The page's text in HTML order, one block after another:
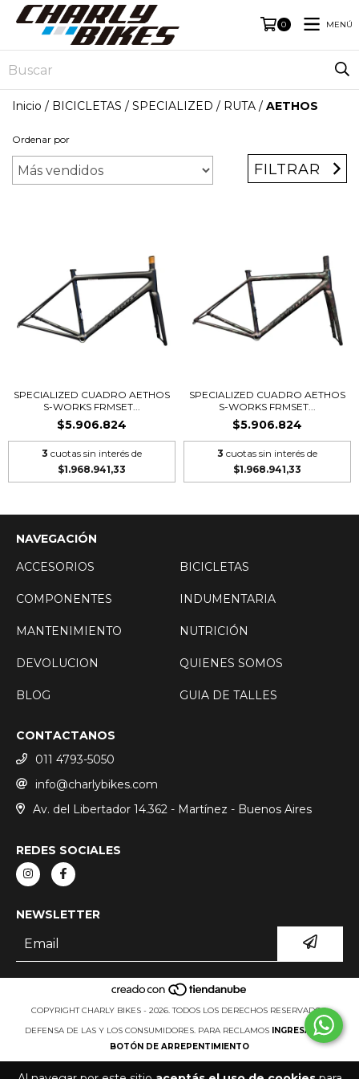
0 MENÚ
Inicio / BICICLETAS / SPECIALIZED / RUTA / AETHOS
Ordenar por
FILTRAR
SPECIALIZED CUADRO AETHOS
S-WORKS FRMSET...
$5.906.824
3 cuotas sin interés de
$1.968.941,33
SPECIALIZED CUADRO AETHOS
S-WORKS FRMSET...
$5.906.824
3 cuotas sin interés de
$1.968.941,33
NAVEGACIÓN
ACCESORIOS
BICICLETAS
COMPONENTES INDUMENTARIA
MANTENIMIENTO NUTRICIÓN
DEVOLUCION QUIENES SOMOS
BLOG GUIA DE TALLES
CONTACTANOS
011 4793-5050
info@charlybikes.com
Av. del Libertador 14.362 - Martínez - Buenos Aires
REDES SOCIALES
NEWSLETTER
COPYRIGHT CHARLY BIKES - 2026. TODOS LOS DERECHOS RESERVADOS.
DEFENSA DE LAS Y LOS CONSUMIDORES. PARA RECLAMOS INGRESÁ ACÁ.
BOTÓN DE ARREPENTIMIENTO